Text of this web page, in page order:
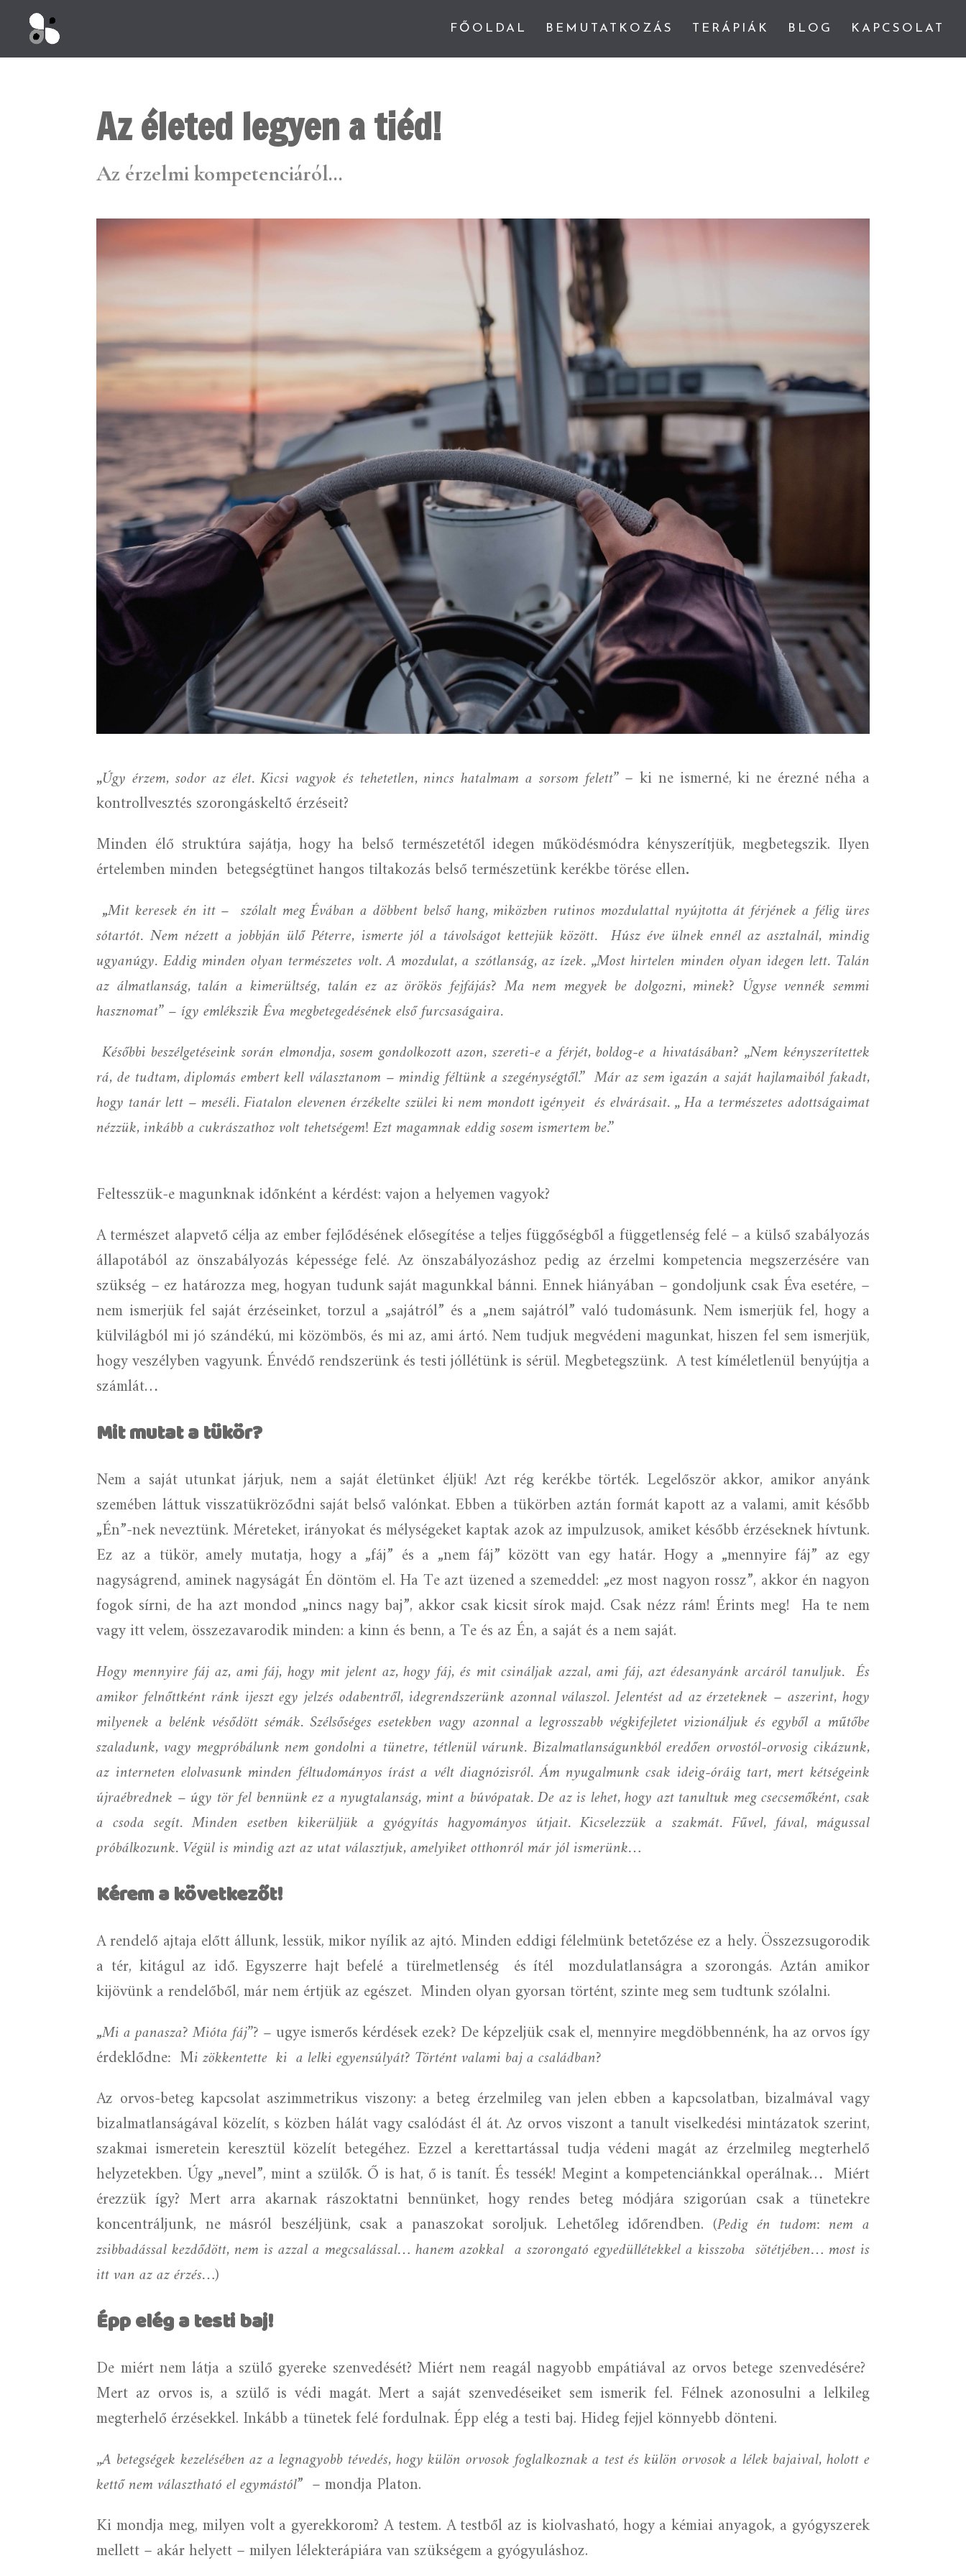
FŐOLDAL BEMUTATKOZÁS TERÁPIÁK BLOG KAPCSOLAT
Az életed legyen a tiéd!
Az érzelmi kompetenciáról…
„Úgy érzem, sodor az élet. Kicsi vagyok és tehetetlen, nincs hatalmam a sorsom felett”– ki ne ismerné, ki ne érezné néha a
kontrollvesztés szorongáskeltő érzéseit?
Minden élő struktúra sajátja, hogy ha belső természetétől idegen működésmódra kényszerítjük, megbetegszik. Ilyen
értelemben minden betegségtünet hangos tiltakozás belső természetünk kerékbe törése ellen.
„Mit keresek én itt – szólalt meg Évában a döbbent belső hang, miközben rutinos mozdulattal nyújtotta át férjének a félig üres
sótartót. Nem nézett a jobbján ülő Péterre, ismerte jól a távolságot kettejük között. Húsz éve ülnek ennél az asztalnál, mindig
ugyanúgy. Eddig minden olyan természetes volt. A mozdulat, a szótlanság, az ízek. „Most hirtelen minden olyan idegen lett. Talán
az álmatlanság, talán a kimerültség, talán ez az örökös fejfájás? Ma nem megyek be dolgozni, minek? Úgyse vennék semmi
hasznomat” – így emlékszik Éva megbetegedésének első furcsaságaira.
Későbbi beszélgetéseink során elmondja, sosem gondolkozott azon, szereti-e a férjét, boldog-e a hivatásában? „Nem kényszerítettek
rá, de tudtam, diplomás embert kell választanom – mindig féltünk a szegénységtől.” Már az sem igazán a saját hajlamaiból fakadt,
hogy tanár lett – meséli. Fiatalon elevenen érzékelte szülei ki nem mondott igényeit és elvárásait. „ Ha a természetes adottságaimat
nézzük, inkább a cukrászathoz volt tehetségem! Ezt magamnak eddig sosem ismertem be.”
Feltesszük-e magunknak időnként a kérdést: vajon a helyemen vagyok?
A természet alapvető célja az ember fejlődésének elősegítése a teljes függőségből a függetlenség felé – a külső szabályozás
állapotából az önszabályozás képessége felé. Az önszabályozáshoz pedig az érzelmi kompetencia megszerzésére van
szükség – ez határozza meg, hogyan tudunk saját magunkkal bánni. Ennek hiányában – gondoljunk csak Éva esetére, –
nem ismerjük fel saját érzéseinket, torzul a „sajátról” és a „nem sajátról” való tudomásunk. Nem ismerjük fel, hogy a
külvilágból mi jó szándékú, mi közömbös, és mi az, ami ártó. Nem tudjuk megvédeni magunkat, hiszen fel sem ismerjük,
hogy veszélyben vagyunk. Énvédő rendszerünk és testi jóllétünk is sérül. Megbetegszünk. A test kíméletlenül benyújtja a
számlát…
Mit mutat a tükör?
Nem a saját utunkat járjuk, nem a saját életünket éljük! Azt rég kerékbe törték. Legelőször akkor, amikor anyánk
szemében láttuk visszatükröződni saját belső valónkat. Ebben a tükörben aztán formát kapott az a valami, amit később
„Én”-nek neveztünk. Méreteket, irányokat és mélységeket kaptak azok az impulzusok, amiket később érzéseknek hívtunk.
Ez az a tükör, amely mutatja, hogy a „fáj” és a „nem fáj” között van egy határ. Hogy a „mennyire fáj” az egy
nagyságrend, aminek nagyságát Én döntöm el. Ha Te azt üzened a szemeddel: „ez most nagyon rossz”, akkor én nagyon
fogok sírni, de ha azt mondod „nincs nagy baj”, akkor csak kicsit sírok majd. Csak nézz rám! Érints meg! Ha te nem
vagy itt velem, összezavarodik minden: a kinn és benn, a Te és az Én, a saját és a nem saját.
Hogy mennyire fáj az, ami fáj, hogy mit jelent az, hogy fáj, és mit csináljak azzal, ami fáj, azt édesanyánk arcáról tanuljuk. És
amikor felnőttként ránk ijeszt egy jelzés odabentről, idegrendszerünk azonnal válaszol. Jelentést ad az érzeteknek – aszerint, hogy
milyenek a belénk vésődött sémák. Szélsőséges esetekben vagy azonnal a legrosszabb végkifejletet vizionáljuk és egyből a műtőbe
szaladunk, vagy megpróbálunk nem gondolni a tünetre, tétlenül várunk. Bizalmatlanságunkból eredően orvostól-orvosig cikázunk,
az interneten elolvasunk minden féltudományos írást a vélt diagnózisról. Ám nyugalmunk csak ideig-óráig tart, mert kétségeink
újraébrednek – úgy tör fel bennünk ez a nyugtalanság, mint a búvópatak. De az is lehet, hogy azt tanultuk meg csecsemőként, csak
a csoda segít. Minden esetben kikerüljük a gyógyítás hagyományos útjait. Kicselezzük a szakmát. Fűvel, fával, mágussal
próbálkozunk. Végül is mindig azt az utat választjuk, amelyiket otthonról már jól ismerünk…
Kérem a következőt!
A rendelő ajtaja előtt állunk, lessük, mikor nyílik az ajtó. Minden eddigi félelmünk betetőzése ez a hely. Összezsugorodik
a tér, kitágul az idő. Egyszerre hajt befelé a türelmetlenség és ítél mozdulatlanságra a szorongás. Aztán amikor
kijövünk a rendelőből, már nem értjük az egészet. Minden olyan gyorsan történt, szinte meg sem tudtunk szólalni.
„Mi a panasza? Mióta fáj”? –ugye ismerős kérdések ezek? De képzeljük csakel, mennyire megdöbbennénk, ha az orvos így
érdeklődne: Mi zökkentette ki a lelki egyensúlyát? Történt valami baj a családban?
Az orvos-beteg kapcsolat aszimmetrikus viszony: a beteg érzelmileg van jelen ebben a kapcsolatban, bizalmával vagy
bizalmatlanságával közelít, s közben hálát vagy csalódást él át.Az orvos viszont a tanult viselkedési mintázatok szerint,
szakmai ismeretein keresztül közelít betegéhez. Ezzel a kerettartással tudja védeni magát az érzelmileg megterhelő
helyzetekben. Úgy „nevel”, mint a szülők. Ő is hat, ő is tanít. És tessék! Megint a kompetenciánkkal operálnak… Miért
érezzük így? Mert arra akarnak rászoktatni bennünket, hogy rendes beteg módjára szigorúan csak a tünetekre
koncentráljunk, ne másról beszéljünk, csak a panaszokat soroljuk. Lehetőleg időrendben. (Pedig én tudom: nem a
zsibbadással kezdődött, nem is azzal a megcsalással… hanem azokkal a szorongató egyedüllétekkel a kisszoba sötétjében… most is
itt van az az érzés…)
Épp elég a testi baj!
De miért nem látja a szülő gyereke szenvedését? Miért nem reagál nagyobb empátiával az orvos betege szenvedésére?
Mert az orvos is, a szülő is védi magát. Mert a saját szenvedéseiket sem ismerik fel. Félnek azonosulni a lelkileg
megterhelő érzésekkel. Inkább a tünetek felé fordulnak. Épp elég a testi baj. Hideg fejjel könnyebb dönteni.
„A betegségek kezelésében az a legnagyobb tévedés, hogy külön orvosok foglalkoznak a test és külön orvosok a lélek bajaival, holott e
kettő nem választható el egymástól” – mondja Platon.
Ki mondja meg, milyen volt a gyerekkorom? A testem. A testből az is kiolvasható, hogy a kémiai anyagok, a gyógyszerek
mellett – akár helyett – milyen lélekterápiára van szükségem a gyógyuláshoz.